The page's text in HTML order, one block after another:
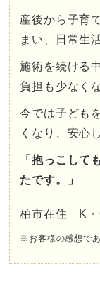
産後から子育
まい、日常生
施術を続ける
負担も少なく
今では子ども
くなり、安心
「抱っこして
たです。」
柏市在住 K
※お客様の感想で